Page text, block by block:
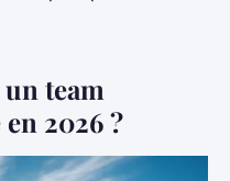
team
2026 ?